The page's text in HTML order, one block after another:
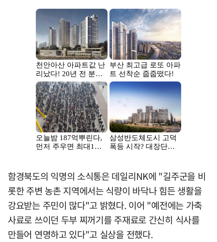
함경북도의 익명의 소식통은 데일리NK에 "길주군을 비
롯한 주변 농촌 지역에서는 식량이 바닥나 힘든 생활을
강요받는 주민이 많다"고 밝혔다. 이어 "예전에는 가축
사료로 쓰이던 두부 찌꺼기를 주재료로 간신히 식사를
만들어 연명하고 있다"고 실상을 전했다.